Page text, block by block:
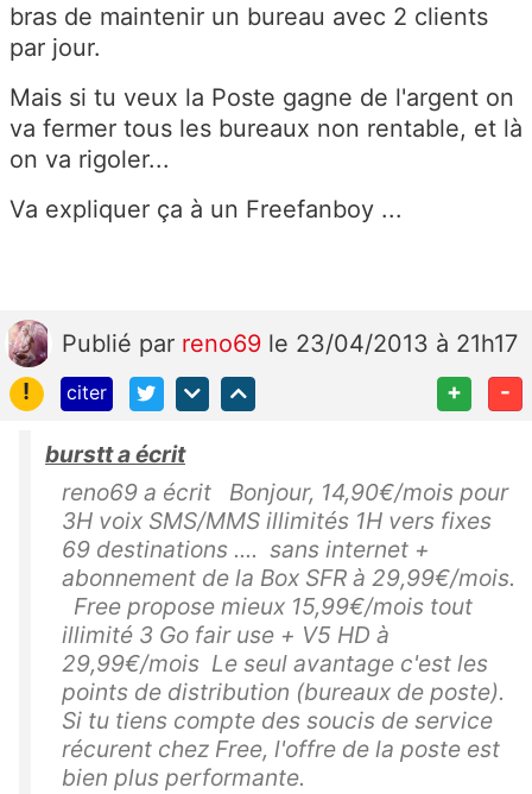
bras de maintenir un bureau avec 2 clients
par jour.
Mais si tu veux la Poste gagne de l'argent on
va fermer tous les bureaux non rentable, et là
on va rigoler...
Va expliquer ça à un Freefanboy ...
Publié par reno69 le 23/04/2013 à 21h17
!
citer + -
burstt a écrit
reno69 a écrit Bonjour, 14,90€/mois pour
3H voix SMS/MMS illimités 1H vers fixes
69 destinations .... sans internet +
abonnement de la Box SFR à 29,99€/mois.
Free propose mieux 15,99€/mois tout
illimité 3 Go fair use + V5 HD à
29,99€/mois Le seul avantage c'est les
points de distribution (bureaux de poste).
Si tu tiens compte des soucis de service
récurent chez Free, l'offre de la poste est
bien plus performante.